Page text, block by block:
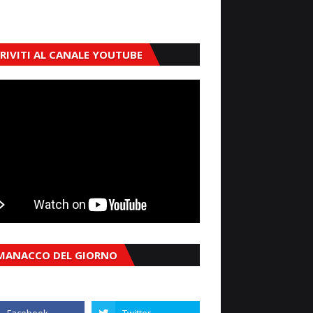
AL CANALE YOUTUBE
DEL GIORNO